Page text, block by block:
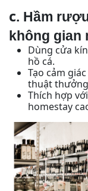
c. Hầm
không gian
Dùng cửa
hồ cá.
Tạo cảm
thuật
Thích hợp
homestay